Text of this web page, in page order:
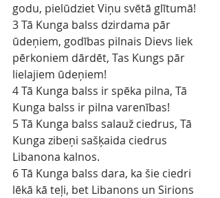
godu, pielūdziet Viņu svētā glītumā!
3 Tā Kunga balss dzirdama pār
ūdeņiem, godības pilnais Dievs liek
pērkoniem dārdēt, Tas Kungs pār
lielajiem ūdeņiem!
4 Tā Kunga balss ir spēka pilna, Tā
Kunga balss ir pilna varenības!
5 Tā Kunga balss salauž ciedrus, Tā
Kunga zibeņi sašķaida ciedrus
Libanona kalnos.
6 Tā Kunga balss dara, ka šie ciedri
lēkā kā teļi, bet Libanons un Sirions